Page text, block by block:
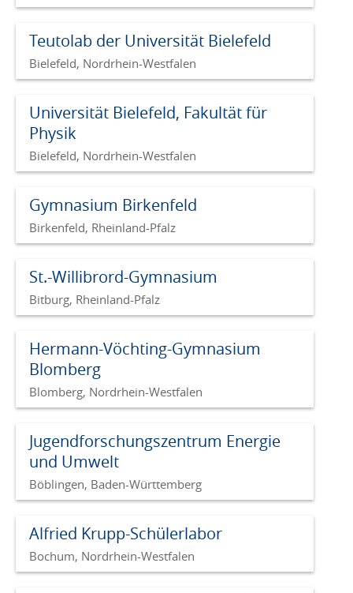
Teutolab der Universität Bielefeld
Bielefeld, Nordrhein-Westfalen
Universität Bielefeld, Fakultät für
Physik
Bielefeld, Nordrhein-Westfalen
Gymnasium Birkenfeld
Birkenfeld, Rheinland-Pfalz
St.-Willibrord-Gymnasium
Bitburg, Rheinland-Pfalz
Hermann-Vöchting-Gymnasium
Blomberg
Blomberg, Nordrhein-Westfalen
Jugendforschungszentrum Energie
und Umwelt
Böblingen, Baden-Württemberg
Alfried Krupp-Schülerlabor
Bochum, Nordrhein-Westfalen